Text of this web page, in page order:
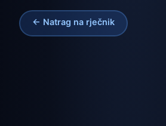
← Natrag na rječnik